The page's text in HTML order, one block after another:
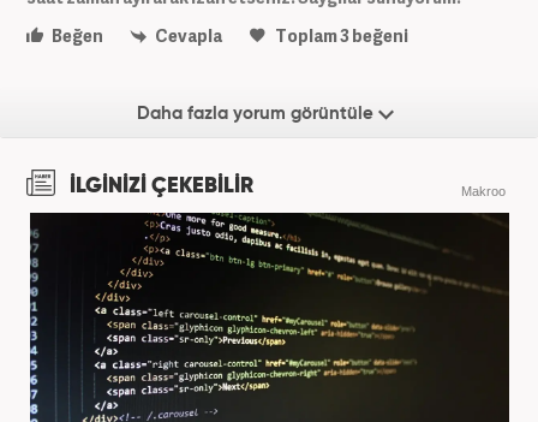
Beğen
Cevapla Toplam3beğeni
Daha fazla yorum görüntüle
İLGİNİZİ ÇEKEBİLİR Makroo